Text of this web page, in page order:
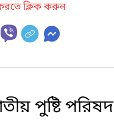
ক্লিক করুন
পুষ্টি পরিষদ